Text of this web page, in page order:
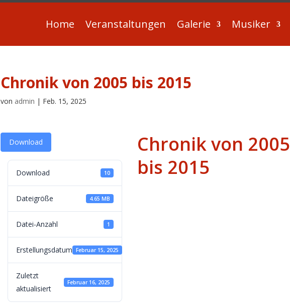
Home Veranstaltungen Galerie Musiker
Chronik von 2005 bis 2015
von admin | Feb. 15, 2025
Download
Download 10
Dateigröße 4.65 MB
Datei-Anzahl 1
Erstellungsdatum Februar 15, 2025
Zuletzt
aktualisiert
Februar 16, 2025
Chronik von 2005
bis 2015